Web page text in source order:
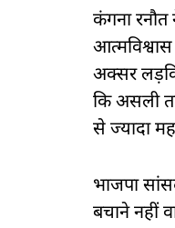
कंगना
अक्सर
कि असली
से ज्यादा
भाजपा
बचाने नहीं